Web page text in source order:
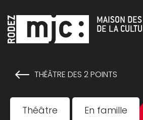
MAISON
DE LA
THÉÂTRE DES 2 POINTS
Théâtre En famille